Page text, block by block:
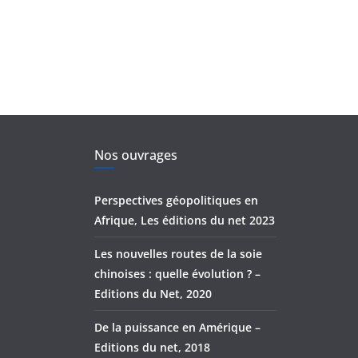
Nos ouvrages
Perspectives géopolitiques en
Afrique, Les éditions du net 2023
Les nouvelles routes de la soie
chinoises : quelle évolution ? –
Editions du Net, 2020
De la puissance en Amérique –
Editions du net, 2018